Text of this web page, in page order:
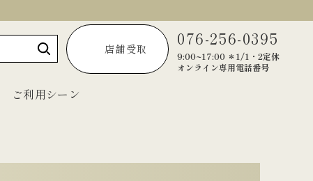
店舗受取
076-256-0395
9:00~17:00 ＊1/1・2定休
オンライン専用電話番号
ご利用シーン